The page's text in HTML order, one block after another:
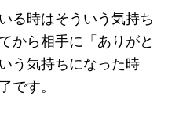
る時はそういう気持ち
から相手に「ありがと
う気持ちになった時
です。